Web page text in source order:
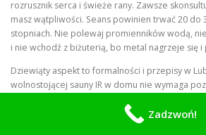
rozrusznik serca i świeże rany. Zawsze
masz wątpliwości. Seans powinien trwać 20 do
stopniach. Nie polewaj promienników wodą,
i nie wchodź z biżuterią, bo metal nagrzeje się i
Dziewiąty aspekt to formalności i przepisy w
wolnostojącej sauny IR w domu nie wymaga
pomieszczenia. Musisz jednak zgłosić
urządzenia grzewczego, jeśli polisa tego
Zadzwoń!